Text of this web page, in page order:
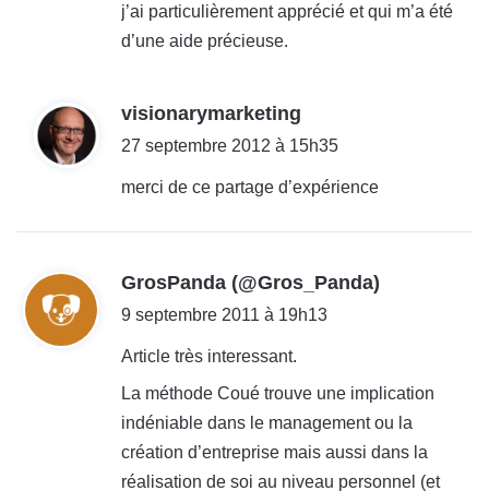
j’ai particulièrement apprécié et qui m’a été
d’une aide précieuse.
visionarymarketing
i
:
27 septembre 2012 à 15h35
merci de ce partage d’expérience
GrosPanda (@Gros_Panda)
:
9 septembre 2011 à 19h13
Article très interessant.
La méthode Coué trouve une implication
indéniable dans le management ou la
création d’entreprise mais aussi dans la
réalisation de soi au niveau personnel (et